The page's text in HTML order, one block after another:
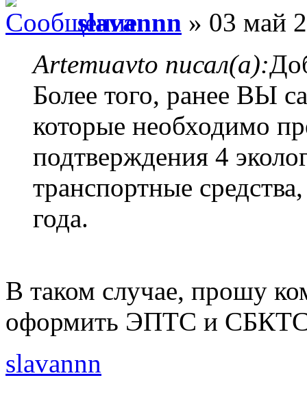
slavannn » 03 май
Artemuavto писал(а):
Более того, ранее ВЫ
которые необходимо
подтверждения 4
транспортные
года.
В таком случае, прошу
оформить ЭПТС и СБКТС
slavannn